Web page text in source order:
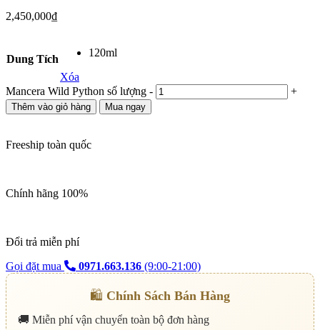
2,450,000₫
Dung Tích
120ml
Xóa
Mancera Wild Python số lượng - +
Thêm vào giỏ hàng Mua ngay
Freeship toàn quốc
Chính hãng 100%
Đổi trả miễn phí
Gọi đặt mua
0971.663.136 (9:00-21:00)
🛍️ Chính Sách Bán Hàng
🚚 Miễn phí vận chuyển toàn bộ đơn hàng